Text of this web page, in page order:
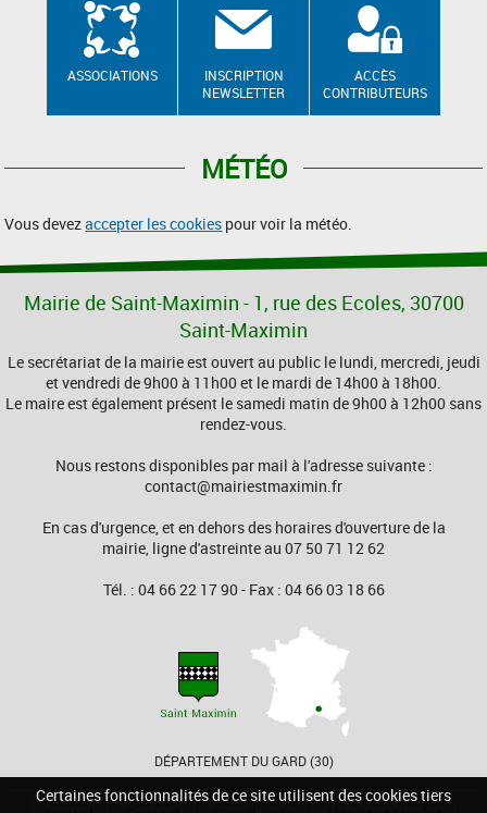
Certaines fonctionnalités de ce site utilisent des cookies tiers
ASSOCIATIONS
INSCRIPTION
NEWSLETTER
ACCÈS
CONTRIBUTEURS
MÉTÉO
Vous devezaccepter les cookies pour voir la météo.
Mairie de Saint-Maximin - 1, rue des Ecoles, 30700
Saint-Maximin
Le secrétariat de la mairie est ouvert au public le lundi, mercredi, jeudi
et vendredi de 9h00 à 11h00 et le mardi de 14h00 à 18h00.
Le maire est également présent le samedi matin de 9h00 à 12h00 sans
rendez-vous.
Nous restons disponibles par mail à l'adresse suivante :
contact@mairiestmaximin.fr
En cas d'urgence, et en dehors des horaires d'ouverture de la
mairie, ligne d'astreinte au 07 50 71 12 62
Tél. : 04 66 22 17 90 - Fax : 04 66 03 18 66
DÉPARTEMENT DU GARD (30)